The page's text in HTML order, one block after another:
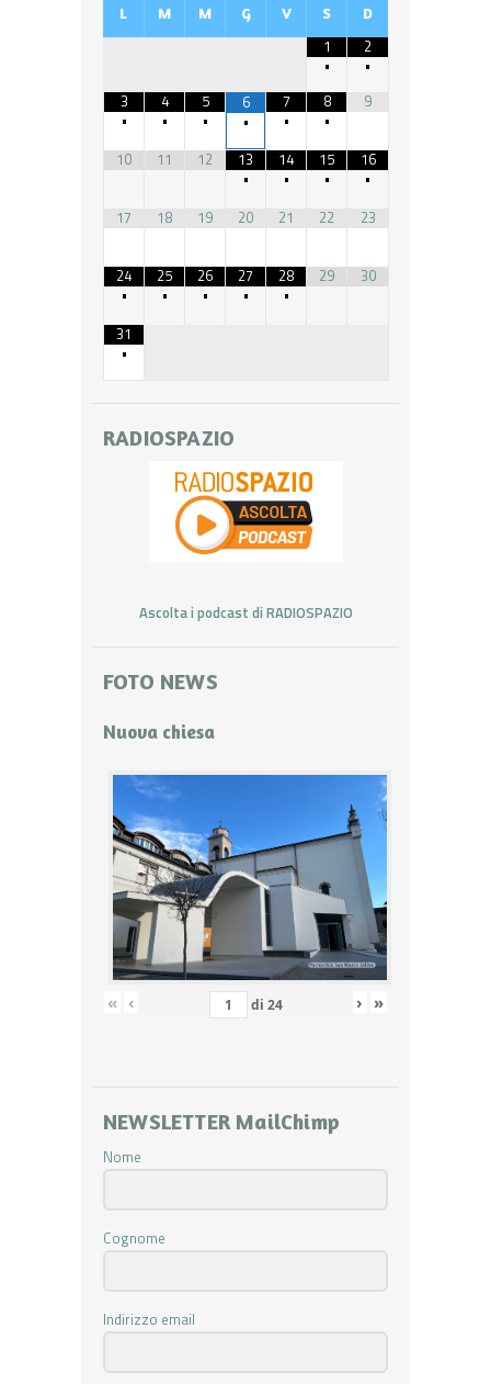
L M M G V S D
1
•
2
•
3
•
4
•
5
•
6
•
7
•
8
•
9
10 11 12
13
•
14
•
15
•
16
•
17
18 19 20 21 22 23
24
•
25
•
26
•
27
•
28
•
29 30
31
•
RADIOSPAZIO
Ascolta i podcast di RADIOSPAZIO
FOTO NEWS
Nuova chiesa
« ‹ di 24 › »
NEWSLETTER MailChimp
Nome
Cognome
Indirizzo email